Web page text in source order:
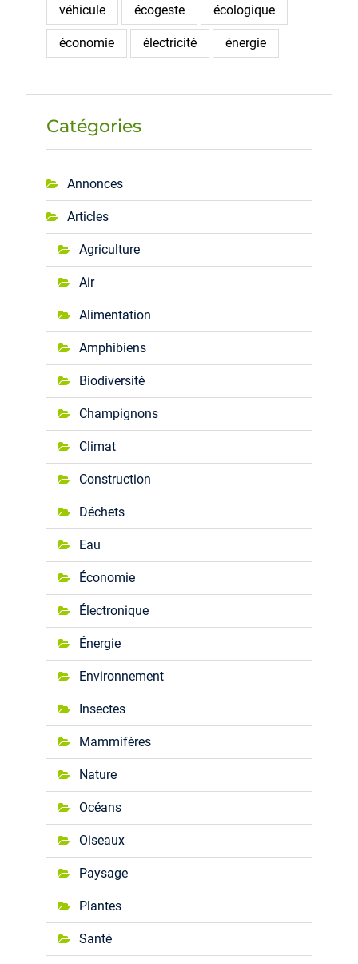
véhicule écogeste écologique
économie électricité énergie
Catégories
Annonces
Articles
Agriculture
Air
Alimentation
Amphibiens
Biodiversité
Champignons
Climat
Construction
Déchets
Eau
Économie
Électronique
Énergie
Environnement
Insectes
Mammifères
Nature
Océans
Oiseaux
Paysage
Plantes
Santé